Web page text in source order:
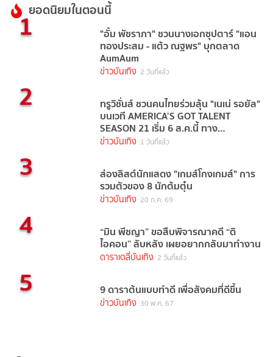
ยอดนิยมในตอนนี้
1 "อั้ม พัชราภา" ชวนนางเอกซุปตาร์ "แอน
ทองประสม - แต้ว ณฐพร" บุกตลาด
AumAum
ข่าวบันเทิง 2 วันที่แล้ว
2 ทรูวิชั่นส์ ชวนคนไทยร่วมลุ้น "เนเน่ รอยัล"
บนเวที AMERICA’S GOT TALENT
SEASON 21 เริ่ม 6 ส.ค.นี้ ทาง
TrueVisions NOW
ข่าวบันเทิง 1 วันที่แล้ว
3 ส่องลิสต์นักแสดง "เกมส์โกงเกมส์" การ
รวมตัวของ 8 นักต้มตุ๋น
ข่าวบันเทิง 20 ก.ค. 69
4 “มิน พีชญา” ขอสืบพิจารณาคดี “ดิ
ไอคอน” ลับหลัง เผยอยากกลับมาทำงาน
ดาราเดลี่บันเทิง 2 วันที่แล้ว
5 9 ดาราต้นแบบทำดี เพื่อสังคมที่ดีขึ้น
ข่าวบันเทิง 30 พ.ค. 67